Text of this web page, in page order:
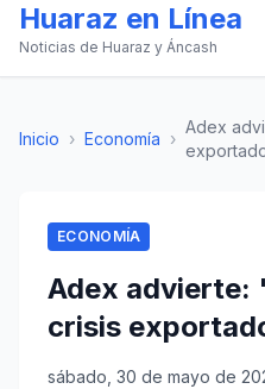
Huaraz en Línea
Noticias de Huaraz y Áncash
Inicio › Economía ›
Adex
ECONOMÍA
Adex advierte:
crisis
sábado, 30 de mayo de